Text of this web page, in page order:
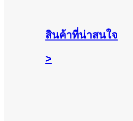
สินค้าที่น่าสนใจ
>